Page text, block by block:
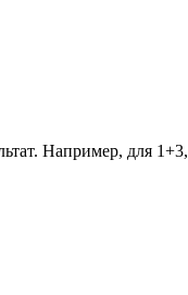
Например, для